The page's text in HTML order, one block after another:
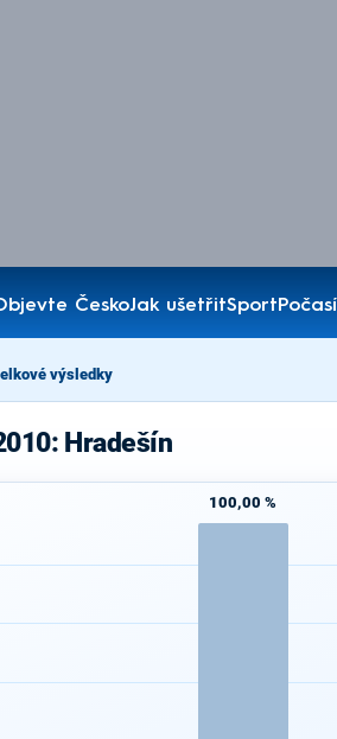
ČeskoJak ušetřitSportPočasí
výsledky
Hradešín
100,00 %